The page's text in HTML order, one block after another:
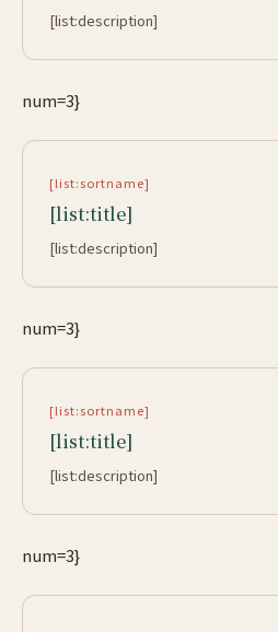
[list:description]
num=3}
[list:sortname]
[list:title]
[list:description]
num=3}
[list:sortname]
[list:title]
[list:description]
num=3}